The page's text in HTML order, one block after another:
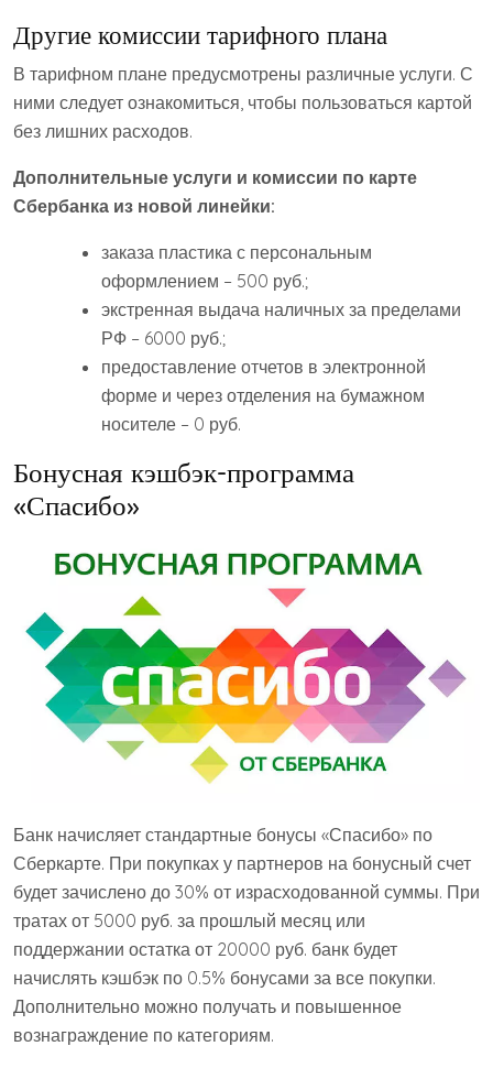
Другие комиссии тарифного плана
В тарифном плане предусмотрены различные услуги. С
ними следует ознакомиться, чтобы пользоваться картой
без лишних расходов.
Дополнительные услуги и комиссии по карте
Сбербанка из новой линейки:
заказа пластика с персональным
оформлением – 500 руб.;
экстренная выдача наличных за пределами
РФ – 6000 руб.;
предоставление отчетов в электронной
форме и через отделения на бумажном
носителе – 0 руб.
Бонусная кэшбэк-программа
«Спасибо»
Банк начисляет стандартные бонусы «Спасибо» по
Сберкарте. При покупках у партнеров на бонусный счет
будет зачислено до 30% от израсходованной суммы. При
тратах от 5000 руб. за прошлый месяц или
поддержании остатка от 20000 руб. банк будет
начислять кэшбэк по 0.5% бонусами за все покупки.
Дополнительно можно получать и повышенное
вознаграждение по категориям.